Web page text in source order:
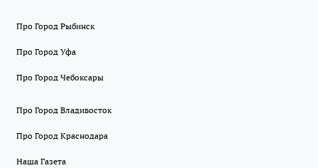
Про Город Рыбинск
Про Город Уфа
Про Город Чебоксары
Про Город Владивосток
Про Город Краснодара
Наша Газета